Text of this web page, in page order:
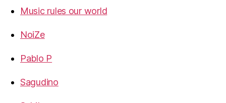
Music rules our world
NoiZe
Pablo P
Sagudino